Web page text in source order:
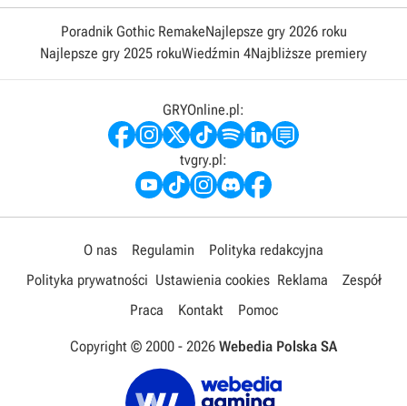
Poradnik Gothic RemakeNajlepsze gry 2026 roku
Najlepsze gry 2025 rokuWiedźmin 4Najbliższe premiery
GRYOnline.pl:
tvgry.pl:
O nas Regulamin
Polityka redakcyjna
Polityka prywatności Ustawienia cookies Reklama
Zespół
Praca
Kontakt Pomoc
Copyright © 2000 - 2026 Webedia Polska SA